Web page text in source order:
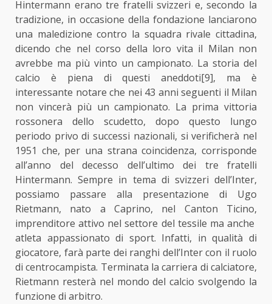
Hintermann erano tre fratelli svizzeri e, secondo la
tradizione, in occasione della fondazione lanciarono
una maledizione contro la squadra rivale cittadina,
dicendo che nel corso della loro vita il Milan non
avrebbe ma più vinto un campionato. La storia del
calcio è piena di questi aneddoti[9], ma è
interessante notare che nei 43 anni seguenti il Milan
non vincerà più un campionato. La prima vittoria
rossonera dello scudetto, dopo questo lungo
periodo privo di successi nazionali, si verificherà nel
1951 che, per una strana coincidenza, corrisponde
all’anno del decesso dell’ultimo dei tre fratelli
Hintermann. Sempre in tema di svizzeri dell’Inter,
possiamo passare alla presentazione di Ugo
Rietmann, nato a Caprino, nel Canton Ticino,
imprenditore attivo nel settore del tessile ma anche
atleta appassionato di sport. Infatti, in qualità di
giocatore, farà parte dei ranghi dell’Inter con il ruolo
di centrocampista. Terminata la carriera di calciatore,
Rietmann resterà nel mondo del calcio svolgendo la
funzione di arbitro.